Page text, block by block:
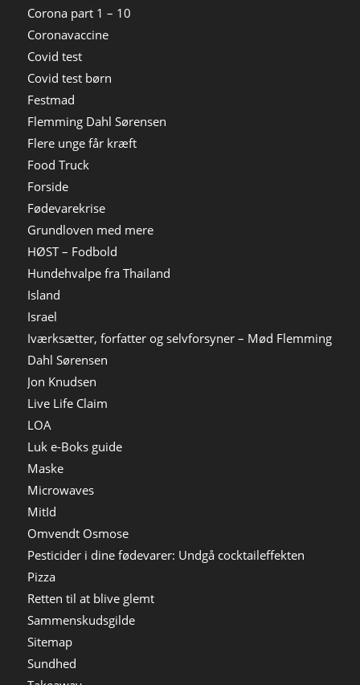
Corona part 1 – 10
Coronavaccine
Covid test
Covid test børn
Festmad
Flemming Dahl Sørensen
Flere unge får kræft
Food Truck
Forside
Fødevarekrise
Grundloven med mere
HØST – Fodbold
Hundehvalpe fra Thailand
Island
Israel
Iværksætter, forfatter og selvforsyner – Mød Flemming
Dahl Sørensen
Jon Knudsen
Live Life Claim
LOA
Luk e-Boks guide
Maske
Microwaves
MitId
Omvendt Osmose
Pesticider i dine fødevarer: Undgå cocktaileffekten
Pizza
Retten til at blive glemt
Sammenskudsgilde
Sitemap
Sundhed